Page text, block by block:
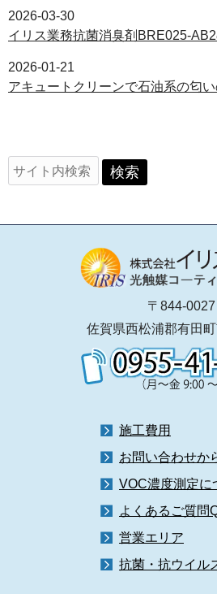
2026-03-30
イリス業務抗菌消臭剤BRE025-
2026-01-21
アキュートクリーンで石油系の匂
〒844-0027
佐賀県西松浦郡有田
施工費用
お問い合わせか
VOC濃度測定に
よくあるご質問
営業エリア
抗菌・抗ウイル